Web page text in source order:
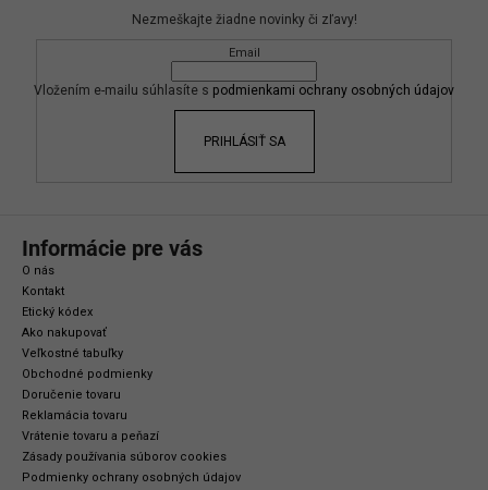
Nezmeškajte žiadne novinky či zľavy!
Email
Vložením e-mailu súhlasíte s podmienkami ochrany osobných údajov
PRIHLÁSIŤ SA
Informácie pre vás
O nás
Kontakt
Etický kódex
Ako nakupovať
Veľkostné tabuľky
Obchodné podmienky
Doručenie tovaru
Reklamácia tovaru
Vrátenie tovaru a peňazí
Zásady používania súborov cookies
Podmienky ochrany osobných údajov